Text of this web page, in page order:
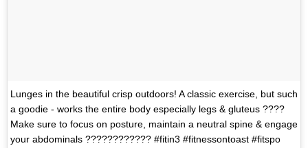
Lunges in the beautiful crisp outdoors! A classic exercise, but such
a goodie - works the entire body especially legs & gluteus ????
Make sure to focus on posture, maintain a neutral spine & engage
your abdominals ???????????? #fitin3 #fitnessontoast #fitspo